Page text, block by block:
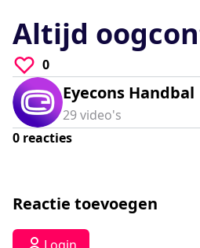
0
secondsVolume
90%
Altijd
0
Eyecons Handbal
29video's
0 reacties
Reactie toevoegen